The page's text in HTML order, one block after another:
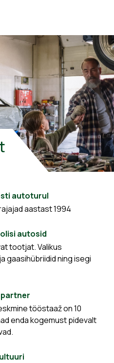
autoturul
aastast 1994
autosid
tootjat. Valikus
gaasihübriidid ning isegi
tööstaaž on 10
enda kogemust pidevalt